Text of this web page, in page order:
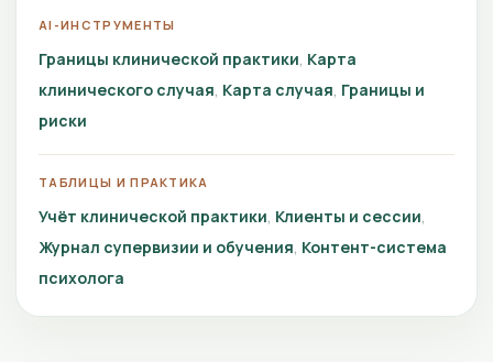
AI-ИНСТРУМЕНТЫ
Границы клинической практики Карта
клинического случая Карта случая Границы и
риски
ТАБЛИЦЫ И ПРАКТИКА
Учёт клинической практики Клиенты и сессии
Журнал супервизии и обучения Контент-система
психолога